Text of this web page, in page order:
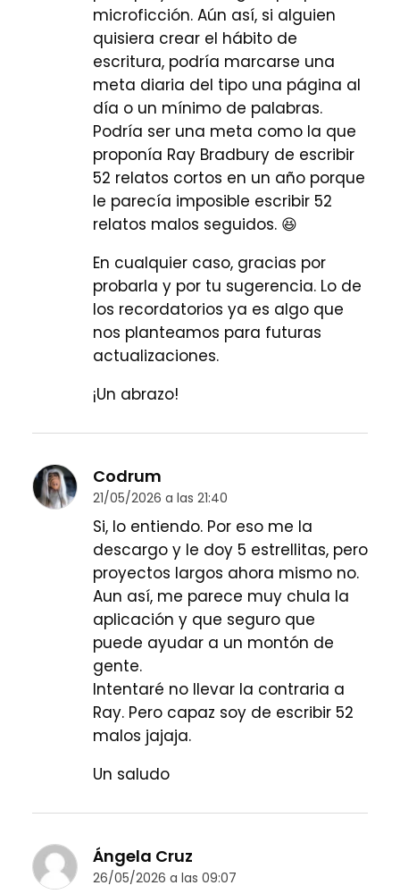
microficción. Aún así, si alguien
quisiera crear el hábito de
escritura, podría marcarse una
meta diaria del tipo una página al
día o un mínimo de palabras.
Podría ser una meta como la que
proponía Ray Bradbury de escribir
52 relatos cortos en un año porque
le parecía imposible escribir 52
relatos malos seguidos. 😆
En cualquier caso, gracias por
probarla y por tu sugerencia. Lo de
los recordatorios ya es algo que
nos planteamos para futuras
actualizaciones.
¡Un abrazo!
Codrum
21/05/2026 a las 21:40
Si, lo entiendo. Por eso me la
descargo y le doy 5 estrellitas, pero
proyectos largos ahora mismo no.
Aun así, me parece muy chula la
aplicación y que seguro que
puede ayudar a un montón de
gente.
Intentaré no llevar la contraria a
Ray. Pero capaz soy de escribir 52
malos jajaja.
Un saludo
Ángela Cruz
26/05/2026 a las 09:07